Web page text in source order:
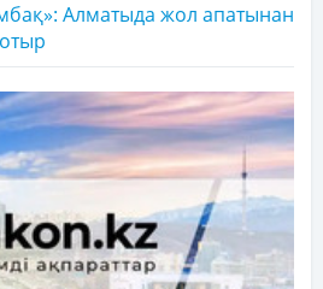
Алматыда жол апатынан